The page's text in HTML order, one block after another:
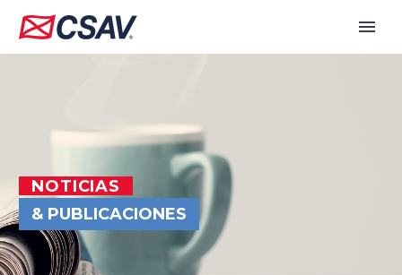
NOTICIAS
& PUBLICACIONES